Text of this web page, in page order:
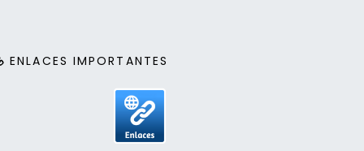
ENLACES IMPORTANTES